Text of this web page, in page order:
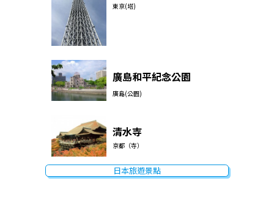
東京(塔)
廣島和平紀念公園
廣島(公園)
清水寺
京都（寺）
日本旅遊景點